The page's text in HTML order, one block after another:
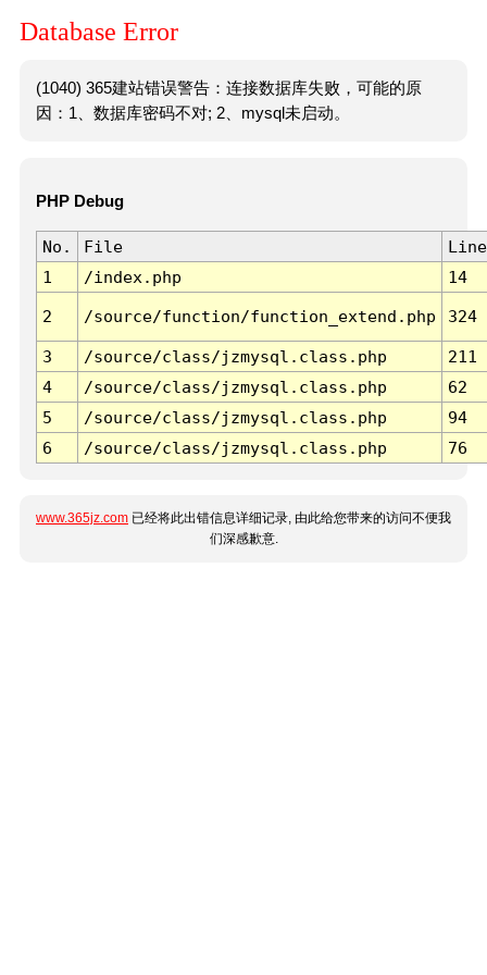
Database Error
(1040) 365建站错误警告：连接数据库失败，可能的原
因：1、数据库密码不对; 2、mysql未启动。
PHP Debug
No. File
Line
1
/index.php 14
2 /source/function/function_extend.php 324
3 /source/class/jzmysql.class.php
211
4
/source/class/jzmysql.class.php
62
5
/source/class/jzmysql.class.php
94
6
/source/class/jzmysql.class.php 76
www.365jz.com 已经将此出错信息详细记录, 由此给您带来的访问不便我
们深感歉意.